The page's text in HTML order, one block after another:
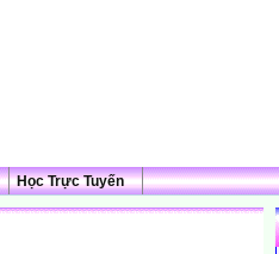
Học Trực Tuyến